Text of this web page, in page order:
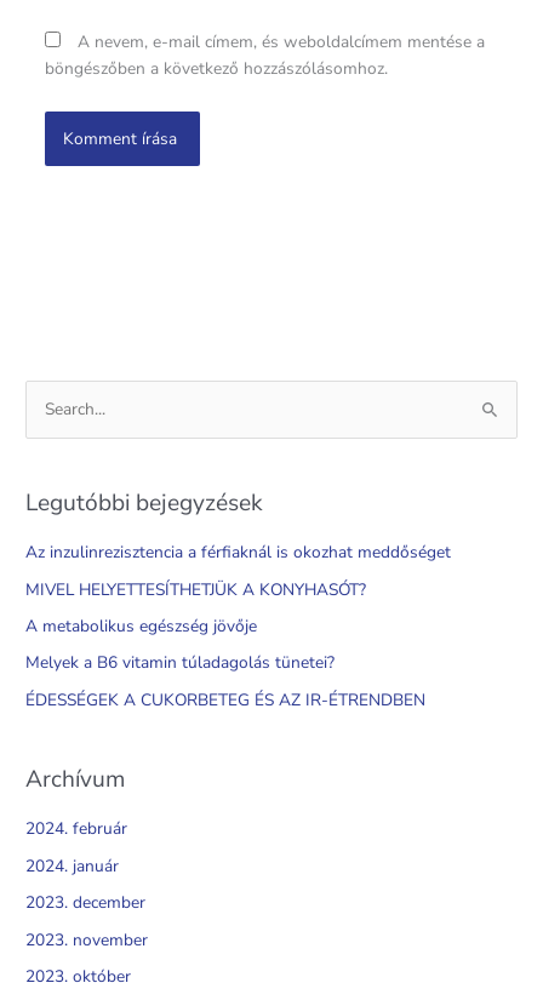
A nevem, e-mail címem, és weboldalcímem mentése a
böngészőben a következő hozzászólásomhoz.
e
r
c
r
:
Legutóbbi bejegyzések
Az inzulinrezisztencia a férfiaknál is okozhat meddőséget
MIVEL HELYETTESÍTHETJÜK A KONYHASÓT?
A metabolikus egészség jövője
Melyek a B6 vitamin túladagolás tünetei?
ÉDESSÉGEK A CUKORBETEG ÉS AZ IR-ÉTRENDBEN
Archívum
2024. február
2024. január
2023. december
2023. november
2023. október